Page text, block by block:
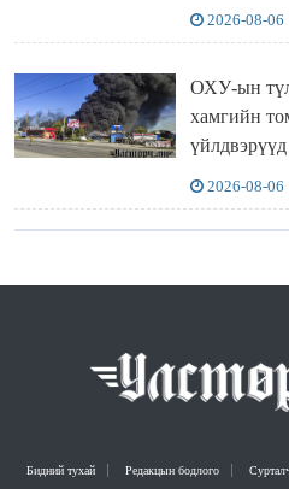
2026-08-06
ОХУ-ын
хамгийн
үйлдвэрүүд
2026-08-06
Бидний тухай Редакцын бодлого